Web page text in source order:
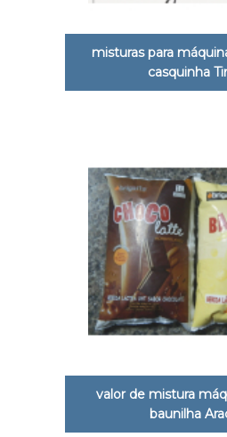
misturas para
casquinha
valor de mistura
baunilha